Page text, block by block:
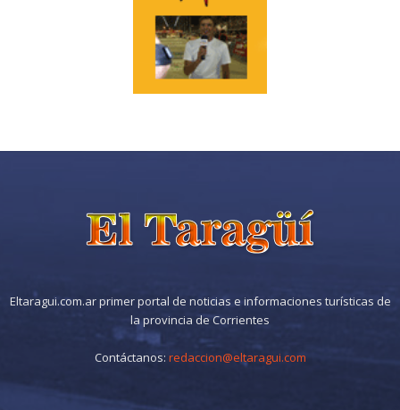
Eltaragui.com.ar primer portal de noticias e informaciones turísticas de
la provincia de Corrientes
Contáctanos: redaccion@eltaragui.com